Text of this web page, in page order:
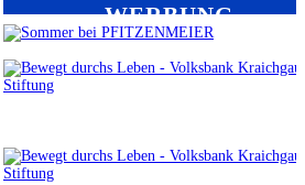
WERBUNG